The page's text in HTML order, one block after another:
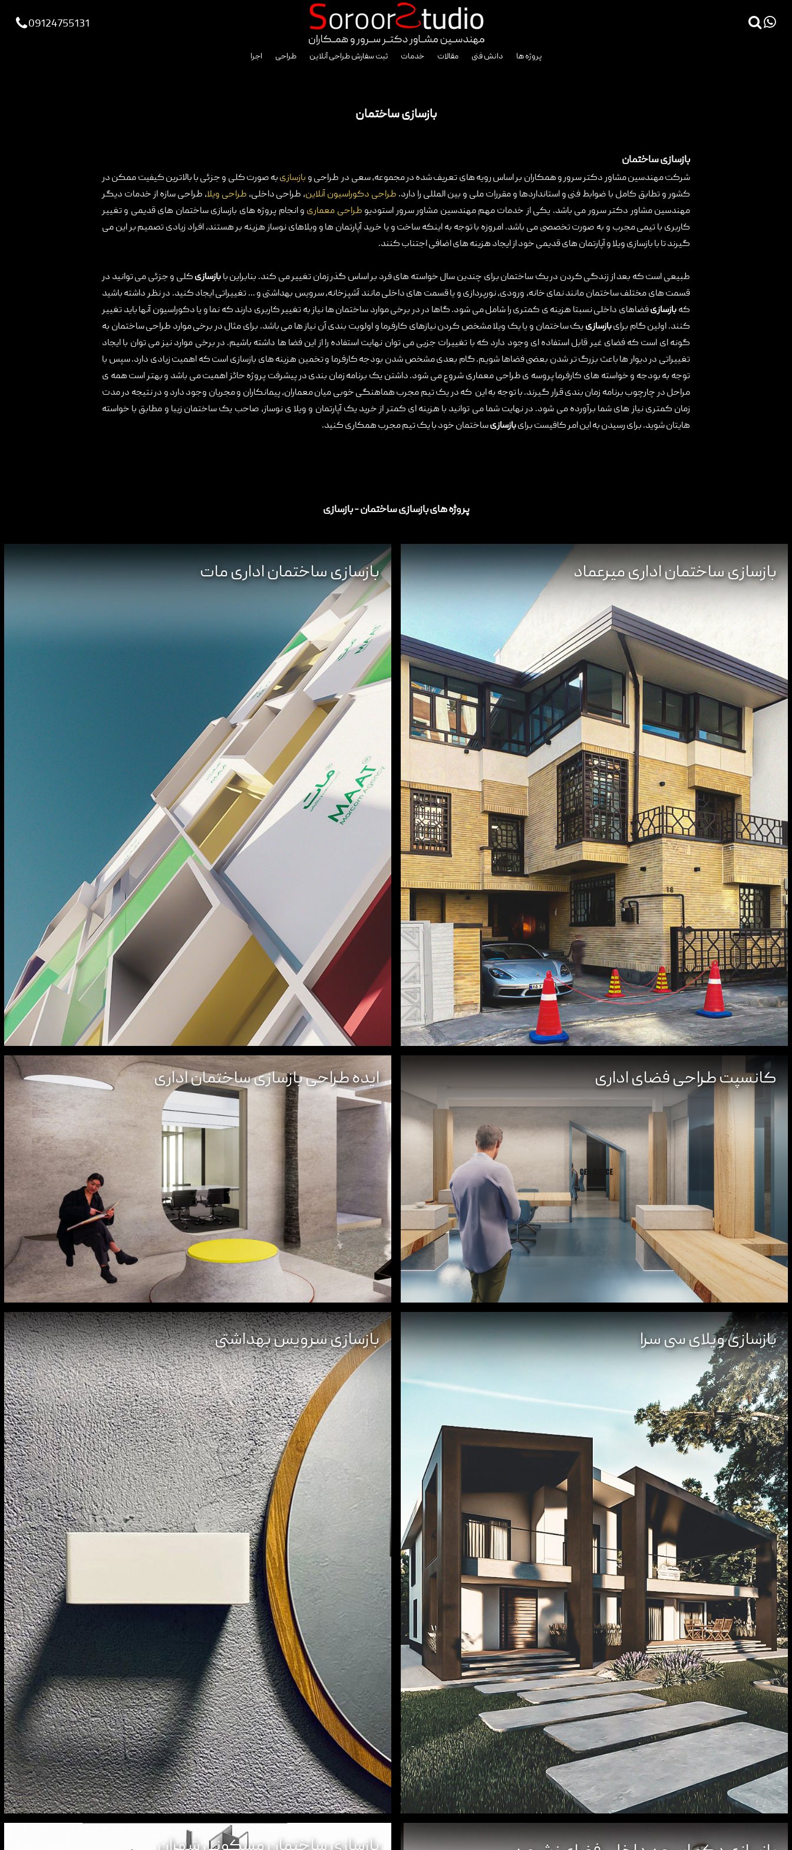
09124755131
پروژه ها دانش فنی مقالات خدمات ثبت سفارش طراحی آنلاین طراحی اجرا
×
بازسازی ساختمان
بازسازی ساختمان
‍‌شرکت مهندسین مشاور دکتر سرور و همکاران بر اساس رویه های تعریف شده در مجموعه، سعی در طراحی و بازسازیبه صورت کلی و جزئی با بالاترین کیفیت ممکن در
کشور و تطابق کامل با ضوابط فنی و استانداردها و مقررات ملی و بین المللی را دارد. طراحی دکوراسیون آنلاین، طراحی داخلی، طراحی ویلا، طراحی سازه از خدمات دیگر
مهندسین مشاور دکتر سرور می باشد. یکی از خدمات مهم مهندسین مشاور سرور استودیو طراحی معماری و انجام پروژه های بازسازی ساختمان های قدیمی و تغییر
کاربری با تیمی مجرب و به صورت تخصصی می باشد. امروزه با توجه به اینکه ساخت و یا خرید آپارتمان ها و ویلاهای نوساز هزینه بر هستند، افراد زیادی تصمیم بر این می
گیرند تا با بازسازی ویلا و آپارتمان های قدیمی خود از ایجاد هزینه های اضافی اجتناب کنند.
طبیعی است که بعد از زندگی کردن در یک ساختمان برای چندین سال خواسته های فرد بر اساس گذر زمان تغییر می کند. بنابراین بابازسازیکلی و جزئی می توانید در
قسمت های مختلف ساختمان مانند نمای خانه، ورودی، نورپردازی و یا قسمت های داخلی مانند آشپزخانه، سرویس بهداشتی و ... تغییراتی ایجاد کنید. در نظر داشته باشید
کهبازسازیفضاهای داخلی نسبتا هزینه ی کمتری را شامل می شود. گاها در در برخی موارد ساختمان ها نیاز به تغییر کاربری دارند که نما و یا دکوراسیون آنها باید تغییر
کنند. اولین گام برایبازسازییک ساختمان و یا یک ویلا مشخص کردن نیازهای کارفرما و اولویت بندی آن نیاز ها می باشد. برای مثال در برخی موارد طراحی ساختمان به
گونه ای است که فضای غیر قابل استفاده ای وجود دارد که با تغییرات جزیی می توان نهایت استفاده را از این فضا ها داشته باشیم. در برخی موارد نیز می توان با ایجاد
تغییراتی در دیوار ها باعث بزرگ تر شدن بعضی فضاها شویم. گام بعدی مشخص شدن بودجه کارفرما و تخمین هزینه های بازسازی است که اهمیت زیادی دارد. سپس با
توجه به بودجه و خواسته های کارفرما پروسه ی طراحی معماری شروع می شود. داشتن یک برنامه زمان بندی در پیشرفت پروژه حائز اهمیت می باشد و بهتر است همه ی
مراحل در چارچوب برنامه زمان بندی قرار گیرند. با توجه به این که در یک تیم مجرب هماهنگی خوبی میان معماران، پیمانکاران و مجریان وجود دارد و در نتیجه در مدت
زمان کمتری نیاز های شما برآورده می شود. در نهایت شما می توانید با هزینه ای کمتر از خرید یک آپارتمان و ویلا ی نوساز، صاحب یک ساختمان زیبا و مطابق با خواسته
هایتان شوید. برای رسیدن به این امر کافیست برایبازسازیساختمان خود با یک تیم مجرب همکاری کنید.
پروژه های بازسازی ساختمان - بازسازی
بازسازی ساختمان اداری میرعماد
کانسپت طراحی فضای اداری
بازسازی ویلای سی سرا
بازسازی ساختمان اداری مات
ایده طراحی بازسازی ساختمان اداری
بازسازی سرویس بهداشتی